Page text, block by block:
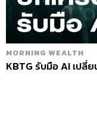
MORNING WEALTH
KBTG รับมือ AI เปลี่